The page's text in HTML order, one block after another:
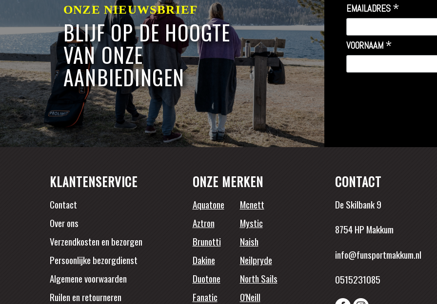
ONZE NIEUWSBRIEF
BLIJF OP DE HOOGTE
VAN ONZE
AANBIEDINGEN
EMAILADRES *
VOORNAAM *
KLANTENSERVICE
Contact
Over ons
Verzendkosten en bezorgen
Persoonlijke bezorgdienst
Algemene voorwaarden
Ruilen en retourneren
ONZE MERKEN
Aquatone
Mcnett
Aztron
Mystic
Brunotti
Naish
Dakine
Neilpryde
Duotone
North Sails
Fanatic
O'Neill
CONTACT
De Skilbank 9
8754 HP Makkum
info@funsportmakkum.nl
0515231085